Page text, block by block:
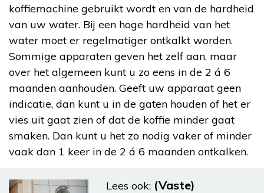
koffiemachine gebruikt wordt en van de hardheid
van uw water. Bij een hoge hardheid van het
water moet er regelmatiger ontkalkt worden.
Sommige apparaten geven het zelf aan, maar
over het algemeen kunt u zo eens in de 2 á 6
maanden aanhouden. Geeft uw apparaat geen
indicatie, dan kunt u in de gaten houden of het er
vies uit gaat zien of dat de koffie minder gaat
smaken. Dan kunt u het zo nodig vaker of minder
vaak dan 1 keer in de 2 á 6 maanden ontkalken.
Lees ook: (Vaste)